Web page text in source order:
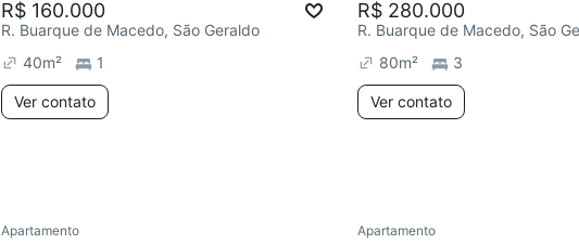
R$ 160.000
R. Buarque de Macedo, São Geraldo
40m² 1
Ver contato
R$ 280.000
R. Buarque de Macedo, São
80m² 3
Ver contato
Apartamento Apartamento